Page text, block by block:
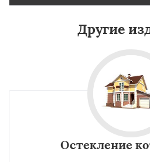
Другие
Остекление